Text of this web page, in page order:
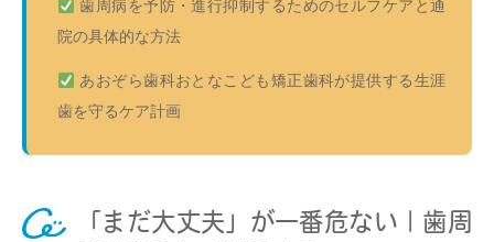
歯周病を予防・進行抑制するためのセルフケアと通
院の具体的な方法
あおぞら歯科おとなこども矯正歯科が提供する生涯
歯を守るケア計画
「まだ大丈夫」が一番危ない｜歯周